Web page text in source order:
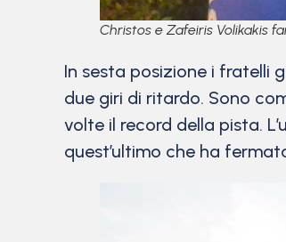
Christos e Zafeiris Volikakis
In sesta posizione i fratelli
due giri di ritardo. Sono
volte il record della pista.
quest’ultimo che ha